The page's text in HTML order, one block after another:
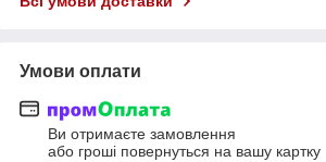
Умови оплати
Ви отримаєте замовлення
або гроші повернуться на вашу картку